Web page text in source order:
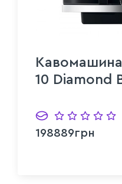
10 Diamond
198889грн